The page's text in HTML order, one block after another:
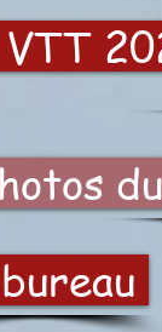
VTT